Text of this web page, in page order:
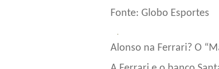
Fonte: Globo Esportes
Alonso na Ferrari? O